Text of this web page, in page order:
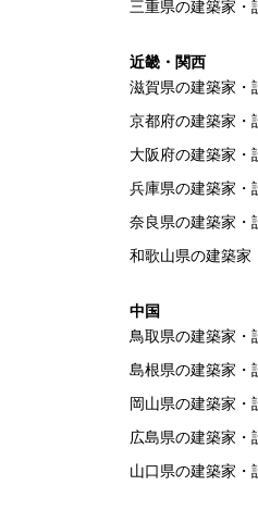
三重県の建築家・
近畿・関西
滋賀県の建築家・
京都府の建築家・
大阪府の建築家・
兵庫県の建築家・
奈良県の建築家・
和歌山県の建築家
中国
鳥取県の建築家・
島根県の建築家・
岡山県の建築家・
広島県の建築家・
山口県の建築家・